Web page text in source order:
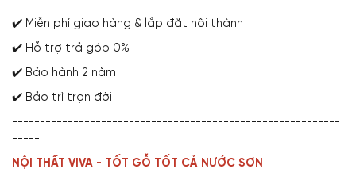
✔️ Miễn phí giao hàng & lắp đặt nội thành
✔️ Hỗ trợ trả góp 0%
✔️ Bảo hành 2 năm
✔️ Bảo trì trọn đời
-----------------------------------------------------------
-----
NỘI THẤT VIVA - TỐT GỖ TỐT CẢ NƯỚC SƠN